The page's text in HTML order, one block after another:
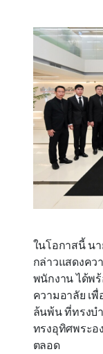
ในโอกาสนี้ น
กล่าวแสดงคว
พนักงาน ได้พ
ความอาลัย เ
ล้นพ้นที่ทรงบ
ทรงอุทิศพระอ
ตลอด